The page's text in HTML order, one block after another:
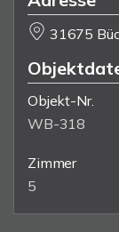
31675
Objekt-Nr.
WB-318
Zimmer
5